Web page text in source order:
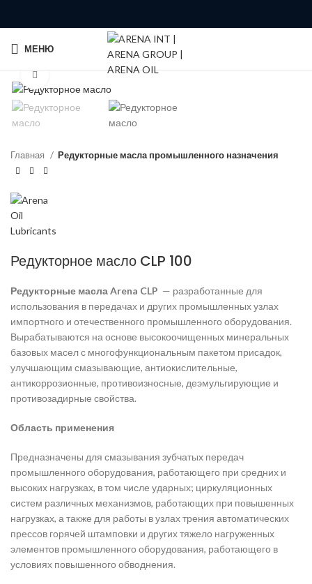
МЕНЮ
Click to enlarge
Главная Редукторные масла промышленного назначения
Редукторное масло CLP 100
Редукторные масла Arena CLP — разработанные для
использования в передачах и других промышленных узлах
импортного и отечественного промышленного оборудования.
Вырабатываются на основе высокоочищенных минеральных
базовых масел с многофункциональным пакетом присадок,
улучшающим смазывающие, антиокислительные,
антикоррозионные, противоизносные, деэмульгирующие и
противозадирные свойства.
Область применения
Предназначены для смазывания зубчатых передач
промышленного оборудования, работающего при средних и
высоких нагрузках, в том числе ударных; циркуляционных
систем различных механизмов, работающих при повышенных
нагрузках, а также для работы в узлах трения автоматических
прессов горячей штамповки и других тяжело нагруженных
элементов промышленного оборудования, работающего в
условиях повышенного обводнения.